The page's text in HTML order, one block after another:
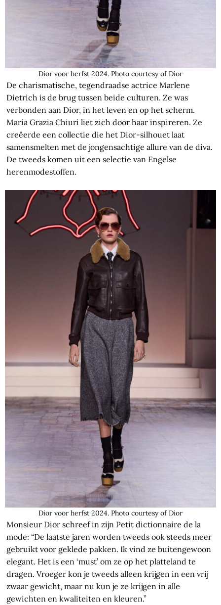
Dior voor herfst 2024. Photo courtesy of Dior
De charismatische, tegendraadse actrice Marlene
Dietrich is de brug tussen beide culturen. Ze was
verbonden aan Dior, in het leven en op het scherm.
Maria Grazia Chiuri liet zich door haar inspireren. Ze
creëerde een collectie die het Dior-silhouet laat
samensmelten met de jongensachtige allure van de diva.
De tweeds komen uit een selectie van Engelse
herenmodestoffen.
Dior voor herfst 2024. Photo courtesy of Dior
Monsieur Dior schreef in zijn Petit dictionnaire de la
mode: “De laatste jaren worden tweeds ook steeds meer
gebruikt voor geklede pakken. Ik vind ze buitengewoon
elegant. Het is een ‘must’ om ze op het platteland te
dragen. Vroeger kon je tweeds alleen krijgen in een vrij
zwaar gewicht, maar nu kun je ze krijgen in alle
gewichten en kwaliteiten en kleuren.”